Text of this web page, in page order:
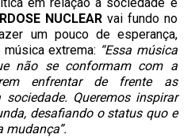
NUCLEAR vai fundo no
um pouco de esperança,
extrema: “Essa música
não se conformam com a
enfrentar de frente as
Queremos inspirar
desafiando o status quo e
mudança”.